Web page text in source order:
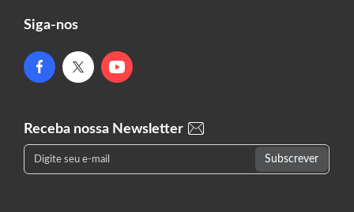
Siga-nos
Receba nossa Newsletter